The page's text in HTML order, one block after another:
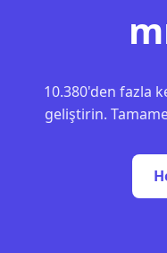
10.380'den fazla
geliştirin.